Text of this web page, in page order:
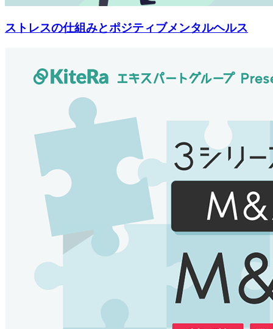
ストレスの仕組みとポジティブメンタルヘルス